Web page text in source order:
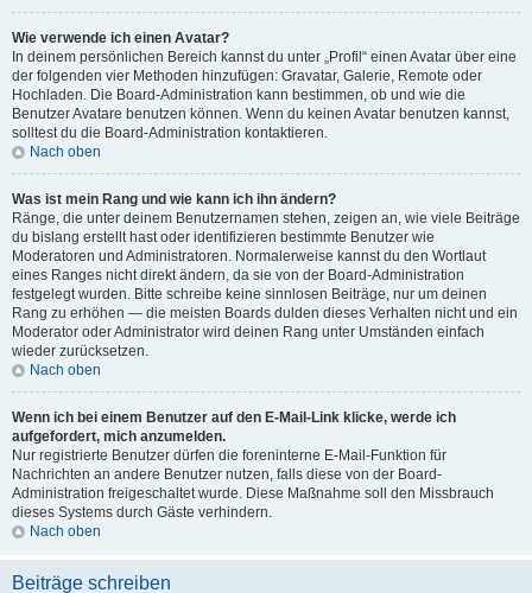
Wie verwende ich einen Avatar?
In deinem persönlichen Bereich kannst du unter „Profil“ einen Avatar über eine
der folgenden vier Methoden hinzufügen: Gravatar, Galerie, Remote oder
Hochladen. Die Board-Administration kann bestimmen, ob und wie die
Benutzer Avatare benutzen können. Wenn du keinen Avatar benutzen kannst,
solltest du die Board-Administration kontaktieren.
Nach oben
Was ist mein Rang und wie kann ich ihn ändern?
Ränge, die unter deinem Benutzernamen stehen, zeigen an, wie viele Beiträge
du bislang erstellt hast oder identifizieren bestimmte Benutzer wie
Moderatoren und Administratoren. Normalerweise kannst du den Wortlaut
eines Ranges nicht direkt ändern, da sie von der Board-Administration
festgelegt wurden. Bitte schreibe keine sinnlosen Beiträge, nur um deinen
Rang zu erhöhen — die meisten Boards dulden dieses Verhalten nicht und ein
Moderator oder Administrator wird deinen Rang unter Umständen einfach
wieder zurücksetzen.
Nach oben
Wenn ich bei einem Benutzer auf den E-Mail-Link klicke, werde ich
aufgefordert, mich anzumelden.
Nur registrierte Benutzer dürfen die foreninterne E-Mail-Funktion für
Nachrichten an andere Benutzer nutzen, falls diese von der Board-
Administration freigeschaltet wurde. Diese Maßnahme soll den Missbrauch
dieses Systems durch Gäste verhindern.
Nach oben
Beiträge schreiben